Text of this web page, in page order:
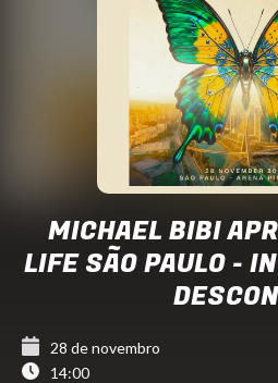
MICHAEL BIBI
LIFE SÃO PAULO -
28 de novembro
14:00